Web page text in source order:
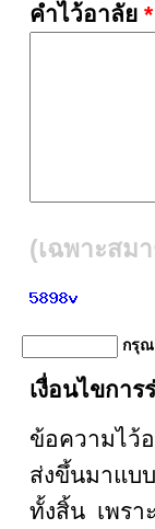
คำไว้อาลัย *
(เฉพาะสม
กรุณ
เงื่อนไขการ
ข้อความไว้
ส่งขึ้นมาแบ
ทั้งสิ้น เพรา